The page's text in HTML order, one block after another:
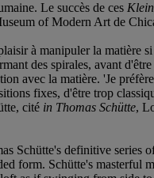
Le succès de ces
of Modern Art de
à manipuler la matière
des spirales, avant
avec la matière. 'Je
fixes, d'être trop
cité in Thomas Schütte,
Schütte's definitive series
form. Schütte's masterful